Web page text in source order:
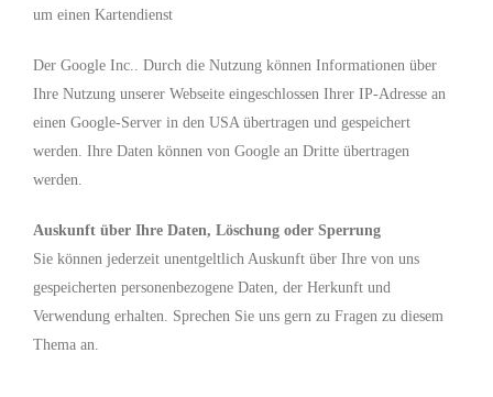
um einen Kartendienst
Der Google Inc.. Durch die Nutzung können Informationen über
Ihre Nutzung unserer Webseite eingeschlossen Ihrer IP-Adresse an
einen Google-Server in den USA übertragen und gespeichert
werden. Ihre Daten können von Google an Dritte übertragen
werden.
Auskunft über Ihre Daten, Löschung oder Sperrung
Sie können jederzeit unentgeltlich Auskunft über Ihre von uns
gespeicherten personenbezogene Daten, der Herkunft und
Verwendung erhalten. Sprechen Sie uns gern zu Fragen zu diesem
Thema an.